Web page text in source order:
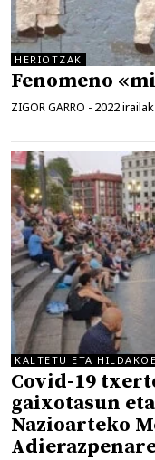
HERIOTZAK
Fenomeno
ZIGOR GARRO - 2022
KALTETU ETA
Covid-19
gaixotasun
Nazioarteko